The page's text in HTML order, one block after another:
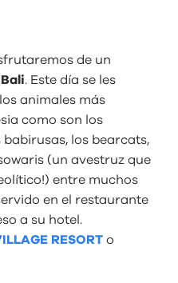
de un
. Este día se les
animales más
como son los
los bearcats,
(un avestruz que
entre muchos
en el restaurante
a su hotel.
RESORT o